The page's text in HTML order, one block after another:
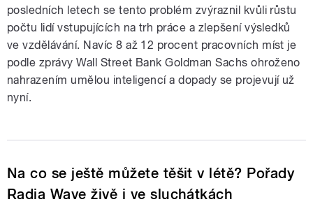
posledních letech se tento problém zvýraznil kvůli růstu
počtu lidí vstupujících na trh práce a zlepšení výsledků
ve vzdělávání. Navíc 8 až 12 procent pracovních míst je
podle zprávy Wall Street Bank Goldman Sachs ohroženo
nahrazením umělou inteligencí a dopady se projevují už
nyní.
Na co se ještě můžete těšit v létě? Pořady
Radia Wave živě i ve sluchátkách